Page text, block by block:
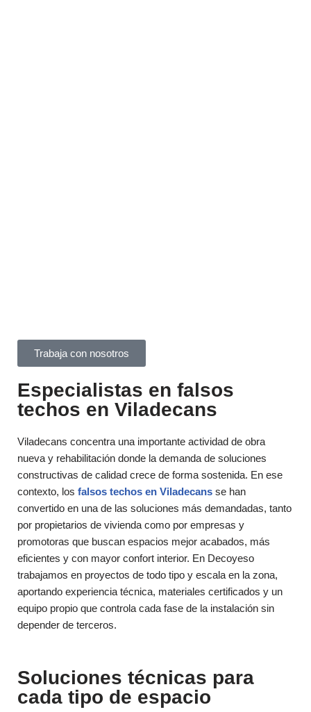
Especialistas en falsos
techos en Viladecans
Viladecans concentra una importante actividad de obra
nueva y rehabilitación donde la demanda de soluciones
constructivas de calidad crece de forma sostenida. En ese
contexto, los falsos techos en Viladecans se han
convertido en una de las soluciones más demandadas, tanto
por propietarios de vivienda como por empresas y
promotoras que buscan espacios mejor acabados, más
eficientes y con mayor confort interior. En Decoyeso
trabajamos en proyectos de todo tipo y escala en la zona,
aportando experiencia técnica, materiales certificados y un
equipo propio que controla cada fase de la instalación sin
depender de terceros.
Soluciones técnicas para
cada tipo de espacio
Trabaja con nosotros